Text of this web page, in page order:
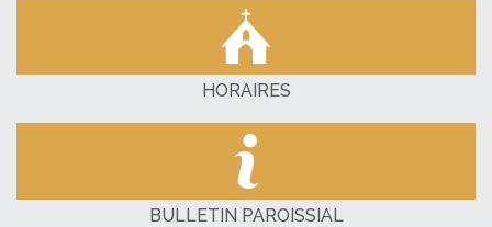
HORAIRES
BULLETIN PAROISSIAL